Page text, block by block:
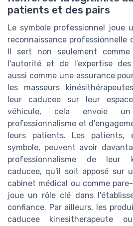
patients et des pairs
Le symbole professionnel joue
reconnaissance professionnelle
Il sert non seulement
l'autorité et de l'expertise des
aussi comme une assurance
les masseurs
leur caducee sur leur
véhicule, cela envoie
professionnalisme et
leurs patients. Les patients,
symbole, peuvent avoir
professionnalisme de leur
caducee, qu'il soit apposé sur
cabinet médical ou comme
joue un rôle clé dans
confiance. Par ailleurs, les
caducee kinesitherapeute